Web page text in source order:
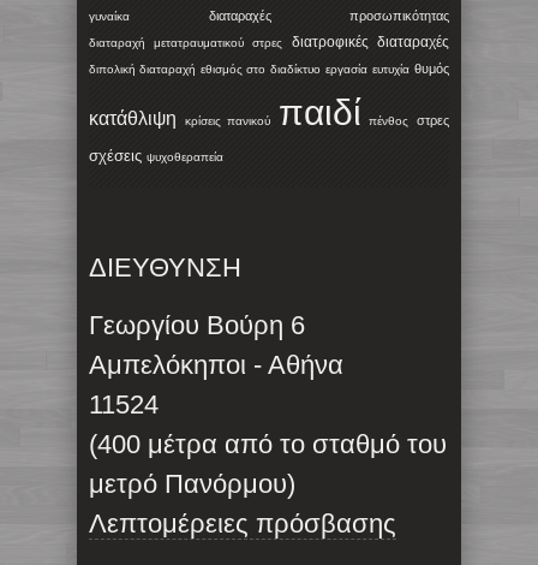
γυναίκα διαταραχές προσωπικότητας
διαταραχή μετατραυματικού στρες διατροφικές διαταραχές
διπολική διαταραχή εθισμός στο διαδίκτυο εργασία ευτυχία θυμός
κατάθλιψη κρίσεις πανικού παιδί πένθος στρες
σχέσεις ψυχοθεραπεία
ΔΙΕΥΘΥΝΣΗ
Γεωργίου Βούρη 6
Αμπελόκηποι - Αθήνα
11524
(400 μέτρα από το σταθμό του
μετρό Πανόρμου)
Λεπτομέρειες πρόσβασης